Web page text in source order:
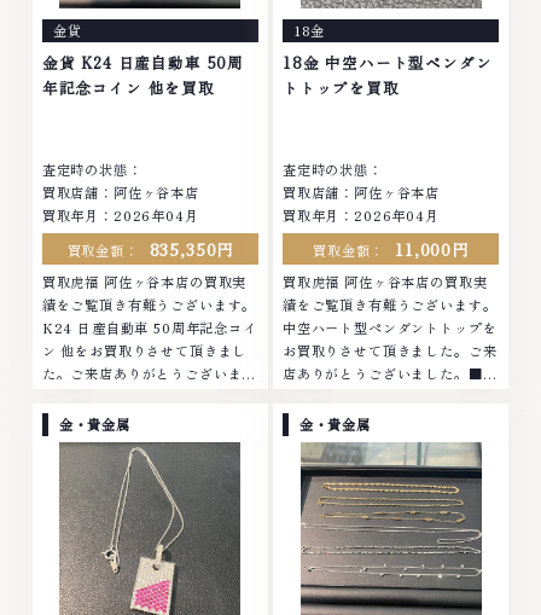
てしまった腕時計、多くのお品物
の高価買取りを実現しており、他
店ではお値段の付かなかったお品
物でも、一点一点丁寧に無料で査
無休
ってしまった腕時計、多くのお品
物の高価買取りを実現しており、
他店ではお値段の付かなかったお
品物でも、一点一点丁寧に無料で
中無休
金貨
金貨 K24 日産自動車 50周
年記念コイン 他を買取
査定時の状態：
買取店舗：阿佐ヶ谷本店
買取年月：2026年04月
買取金額：
835,350円
買取虎福 阿佐ヶ谷本店の買取実
績をご覧頂き有難うございます。
K24 日産自動車 50周年記念コイ
ン 他をお買取りさせて頂きまし
た。ご来店ありがとうございまし
ラチナ ダイヤモンド ブランド品
ブランド衣類 お酒買取りのこと
なら、お任せくださいなかでも
金・プラチナ等のアクセサリー・
貴金属・宝石・ダイヤモンド・ジ
ュエリーや ブランド品・時計等
は特に自信を持って、高額査定を
実現しております。 古くて使わ
なくなってしまったアクセサリ
18金
18金 中空ハート型ペンダン
トトップを買取
査定時の状態：
買取店舗：阿佐ヶ谷本店
買取年月：2026年04月
買取金額：
11,000円
買取虎福 阿佐ヶ谷本店の買取実
績をご覧頂き有難うございます。
中空ハート型ペンダントトップを
お買取りさせて頂きました。ご来
店ありがとうございました。■地
イヤモンド ブランド品 ブランド
衣類 お酒買取りのことなら、お
任せくださいなかでも金・プラチ
ナ等のアクセサリー・貴金属・宝
石・ダイヤモンド・ジュエリーや
ブランド品・時計等は特に自信を
持って、高額査定を実現しており
ます。 古くて使わなくなってし
まったアクセサリー、動かなくな
金・貴金属 金・貴金属